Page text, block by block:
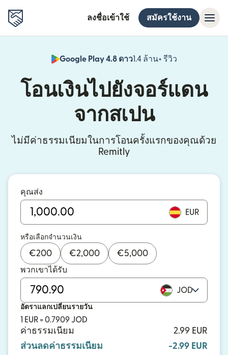
ลงชื่อเข้าใช้ สมัครใช้งาน
Google Play 4.8 ดาว1.4 ล้าน+ รีวิว
(เปิดในหน้าต่
โอนเงินไปยังจอร์แดน
จากสเปน
ไม่มีค่าธรรมเนียมในการโอนครั้งแรกของคุณด้วย
Remitly
คุณส่ง
EUR
หรือเลือกจำนวนเงิน
€200 €2,000 €5,000
พวกเขาได้รับ
JOD
อัตราแลกเปลี่ยนรายวัน
1 EUR = 0.7909 JOD
ค่าธรรมเนียม
2.99 EUR
ส่วนลดค่าธรรมเนียม
-2.99 EUR